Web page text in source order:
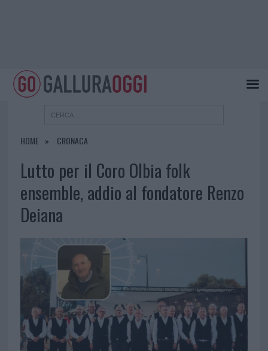
HOME CRONACA
Lutto per il Coro Olbia folk
ensemble, addio al fondatore Renzo
Deiana